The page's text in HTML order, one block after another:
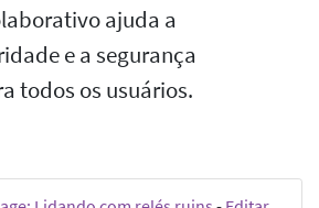
ajuda a
e a segurança
todos os usuários.